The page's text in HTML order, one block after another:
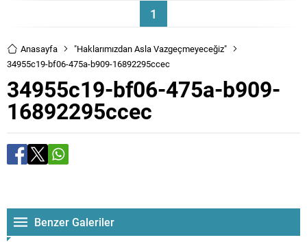
1
Anasayfa
"Haklarımızdan Asla Vazgeçmeyeceğiz"
34955c19-bf06-475a-b909-16892295ccec
34955c19-bf06-475a-b909-
16892295ccec
Benzer Galeriler